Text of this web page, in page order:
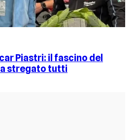
Piastri: il fascino del
stregato tutti